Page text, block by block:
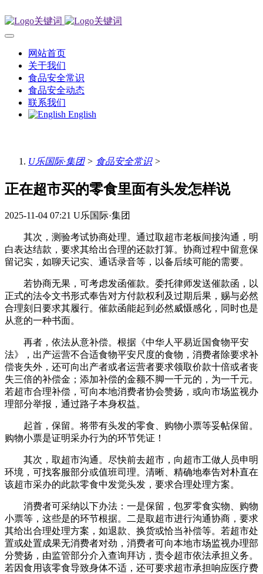
网站首页
关于我们
食品安全常识
食品安全动态
联系我们
English
U乐国际·集团> 食品安全常识>
正在超市买的零食里面有头发怎样说
2025-11-04 07:21 U乐国际·集团
其次，测验考试协商处理。通过取超市老板间接沟通，明
白表达结款，要求其给出合理的还款打算。协商过程中留意保
留记实，如聊天记实、通话录音等，以备后续可能的需要。
若协商无果，可考虑发函催款。委托律师发送催款函，以
正式的法令文书形式奉告对方付款权利及过期后果，赐与必然
合理刻日要求其履行。催款函能起到必然威慑感化，同时也是
从意的一种书面。
再者，依法从意补偿。根据《中华人平易近国食物平安
法》，出产运营不合适食物平安尺度的食物，消费者除要求补
偿丧失外，还可向出产者或者运营者要求领取价款十倍或者丧
失三倍的补偿金；添加补偿的金额不脚一千元的，为一千元。
若超市合理补偿，可向本地消费者协会赞扬，或向市场监视办
理部分举报，通过路子本身权益。
起首，保留。将带有头发的零食、购物小票等妥帖保留。
购物小票是证明采办行为的环节凭证！
其次，取超市沟通。尽快前去超市，向超市工做人员申明
环境，可找客服部分或值班司理。清晰、精确地奉告对朴直在
该超市采办的此款零食中发觉头发，要求合理处理方案。
消费者可采纳以下办法：一是保留，包罗零食实物、购物
小票等，这些是的环节根据。二是取超市进行沟通协商，要求
其给出合理处理方案，如退款、换货或恰当补偿等。若超市处
置或处置成果无消费者对劲，消费者可向本地市场监视办理部
分赞扬，由监管部分介入查询拜访，责令超市依法承担义务。
若因食用该零食导致身体不适，还可要求超市承担响应医疗费